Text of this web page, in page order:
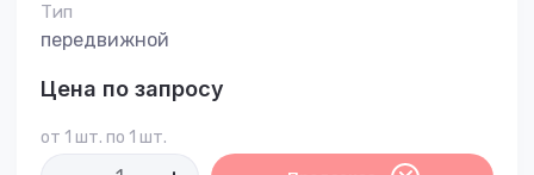
Тип
передвижной
Цена по запросу
от 1 шт. по 1 шт.